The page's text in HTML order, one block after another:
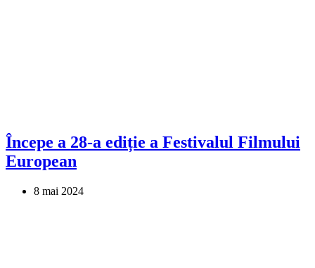
Începe a 28-a ediție a Festivalul Filmului
European
8 mai 2024